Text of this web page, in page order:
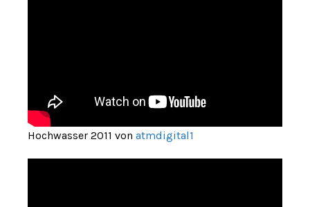
Hochwasser 2011 von atmdigital1